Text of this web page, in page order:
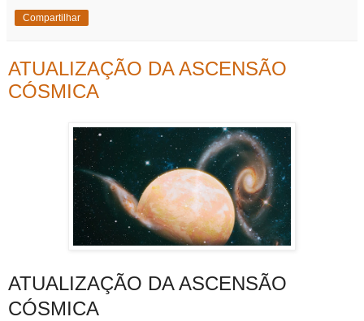
Compartilhar
ATUALIZAÇÃO DA ASCENSÃO
CÓSMICA
ATUALIZAÇÃO DA ASCENSÃO
CÓSMICA